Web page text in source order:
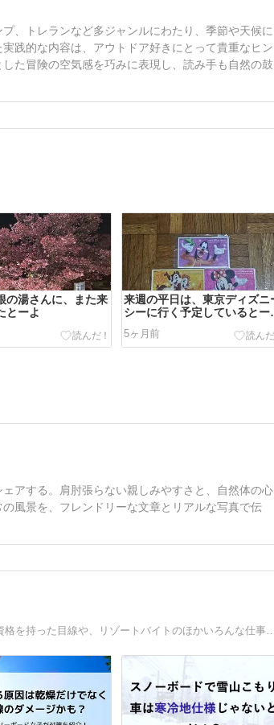
、トレランなど多ジャンルにわたり、季節や天候に
践的な内容は、アウトドア好きにとって貴重なヒン
た冒険の空気感を巧みに表現し、読み手も自然の鼓
の湯さんに、また来
とーよ
来週の平日は、東京ディズニ
シーに行く予定しているとー
5ヶ月前
アする。肩肘張らない親しみやすさと、自然体の心
風景を、フレンドリーな文章とリアルな写真で伝